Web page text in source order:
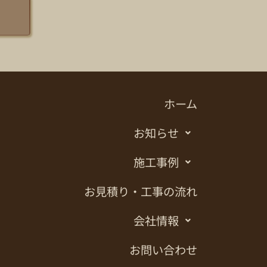
ホーム
お知らせ
施工事例
お見積り・工事の流れ
会社情報
お問い合わせ